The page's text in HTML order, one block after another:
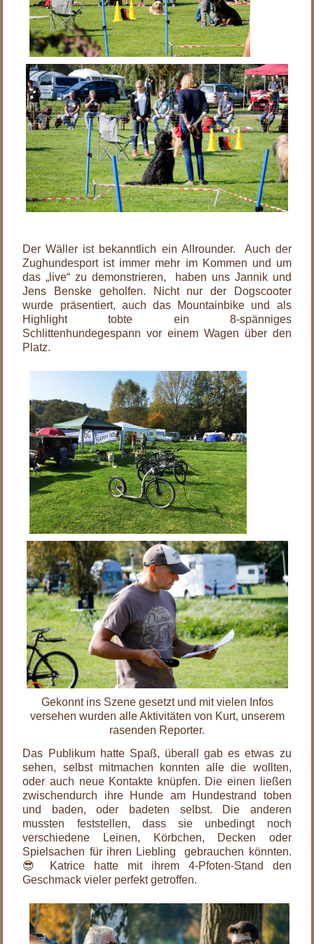
Der Wäller ist bekanntlich ein Allrounder. Auch der
Zughundesport ist immer mehr im Kommen und um
das „live“ zu demonstrieren, haben uns Jannik und
Jens Benske geholfen. Nicht nur der Dogscooter
wurde präsentiert, auch das Mountainbike und als
Highlight tobte ein 8-spänniges
Schlittenhundegespann vor einem Wagen über den
Platz.
Gekonnt ins Szene gesetzt und mit vielen Infos
versehen wurden alle Aktivitäten von Kurt, unserem
rasenden Reporter.
Das Publikum hatte Spaß, überall gab es etwas zu
sehen, selbst mitmachen konnten alle die wollten,
oder auch neue Kontakte knüpfen. Die einen ließen
zwischendurch ihre Hunde am Hundestrand toben
und baden, oder badeten selbst. Die anderen
mussten feststellen, dass sie unbedingt noch
verschiedene Leinen, Körbchen, Decken oder
Spielsachen für ihren Liebling gebrauchen könnten.
😎 Katrice hatte mit ihrem 4-Pfoten-Stand den
Geschmack vieler perfekt getroffen.